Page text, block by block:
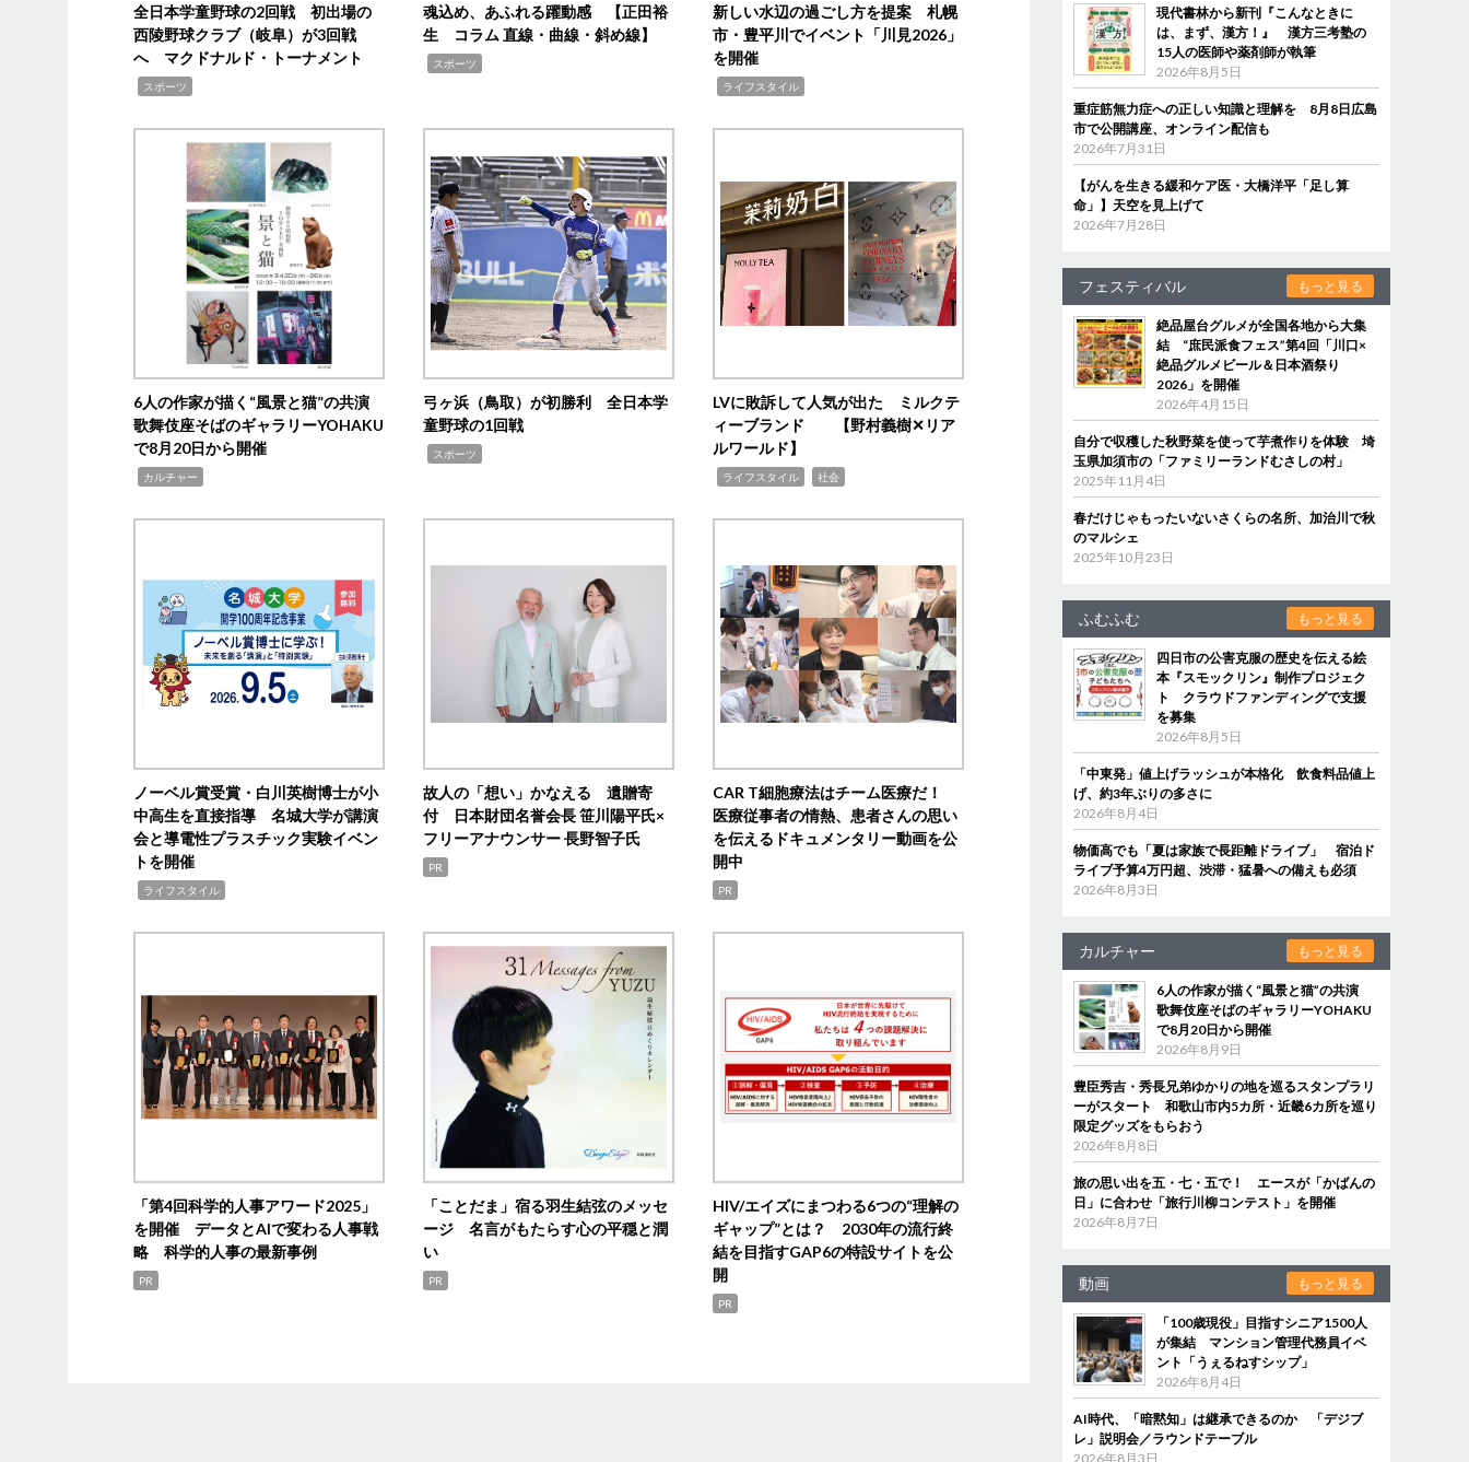
全日本学童野球の2回戦 初出場の
西陵野球クラブ（岐阜）が3回戦
へ マクドナルド・トーナメント
スポーツ
魂込め、あふれる躍動感 【正田裕
生 コラム 直線・曲線・斜め線】
スポーツ
新しい水辺の過ごし方を提案 札幌
市・豊平川でイベント「川見2026」
を開催
ライフスタイル
6人の作家が描く“風景と猫”の共演
歌舞伎座そばのギャラリーYOHAKU
で8月20日から開催
カルチャー
弓ヶ浜（鳥取）が初勝利 全日本学
童野球の1回戦
スポーツ
LVに敗訴して人気が出た ミルクテ
ィーブランド 【野村義樹✕リア
ルワールド】
ライフスタイル 社会
ノーベル賞受賞・白川英樹博士が小
中高生を直接指導 名城大学が講演
会と導電性プラスチック実験イベン
トを開催
ライフスタイル
故人の「想い」かなえる 遺贈寄
付 日本財団名誉会長 笹川陽平氏×
フリーアナウンサー 長野智子氏
PR
CAR T細胞療法はチーム医療だ！
医療従事者の情熱、患者さんの思い
を伝えるドキュメンタリー動画を公
開中
PR
「第4回科学的人事アワード2025」
を開催 データとAIで変わる人事戦
略 科学的人事の最新事例
PR
「ことだま」宿る羽生結弦のメッセ
ージ 名言がもたらす心の平穏と潤
い
PR
HIV/エイズにまつわる6つの“理解の
ギャップ”とは？ 2030年の流行終
結を目指すGAP6の特設サイトを公
開
PR
現代書林から新刊『こんなときに
は、まず、漢方！』 漢方三考塾の
15人の医師や薬剤師が執筆
2026年8月5日
重症筋無力症への正しい知識と理解を 8月8日広島
市で公開講座、オンライン配信も
2026年7月31日
【がんを生きる緩和ケア医・大橋洋平「足し算
命」】天空を見上げて
2026年7月28日
フェスティバル もっと見る
絶品屋台グルメが全国各地から大集
結 “庶民派食フェス”第4回「川口×
絶品グルメビール＆日本酒祭り
2026」を開催
2026年4月15日
自分で収穫した秋野菜を使って芋煮作りを体験 埼
玉県加須市の「ファミリーランドむさしの村」
2025年11月4日
春だけじゃもったいないさくらの名所、加治川で秋
のマルシェ
2025年10月23日
ふむふむ もっと見る
四日市の公害克服の歴史を伝える絵
本『スモックリン』制作プロジェク
ト クラウドファンディングで支援
を募集
2026年8月5日
「中東発」値上げラッシュが本格化 飲食料品値上
げ、約3年ぶりの多さに
2026年8月4日
物価高でも「夏は家族で長距離ドライブ」 宿泊ド
ライブ予算4万円超、渋滞・猛暑への備えも必須
2026年8月3日
カルチャー もっと見る
6人の作家が描く“風景と猫”の共演
歌舞伎座そばのギャラリーYOHAKU
で8月20日から開催
2026年8月9日
豊臣秀吉・秀長兄弟ゆかりの地を巡るスタンプラリ
ーがスタート 和歌山市内5カ所・近畿6カ所を巡り
限定グッズをもらおう
2026年8月8日
旅の思い出を五・七・五で！ エースが「かばんの
日」に合わせ「旅行川柳コンテスト」を開催
2026年8月7日
動画 もっと見る
「100歳現役」目指すシニア1500人
が集結 マンション管理代務員イベ
ント「うぇるねすシップ」
2026年8月4日
AI時代、「暗黙知」は継承できるのか 「デジブ
レ」説明会／ラウンドテーブル
2026年8月3日